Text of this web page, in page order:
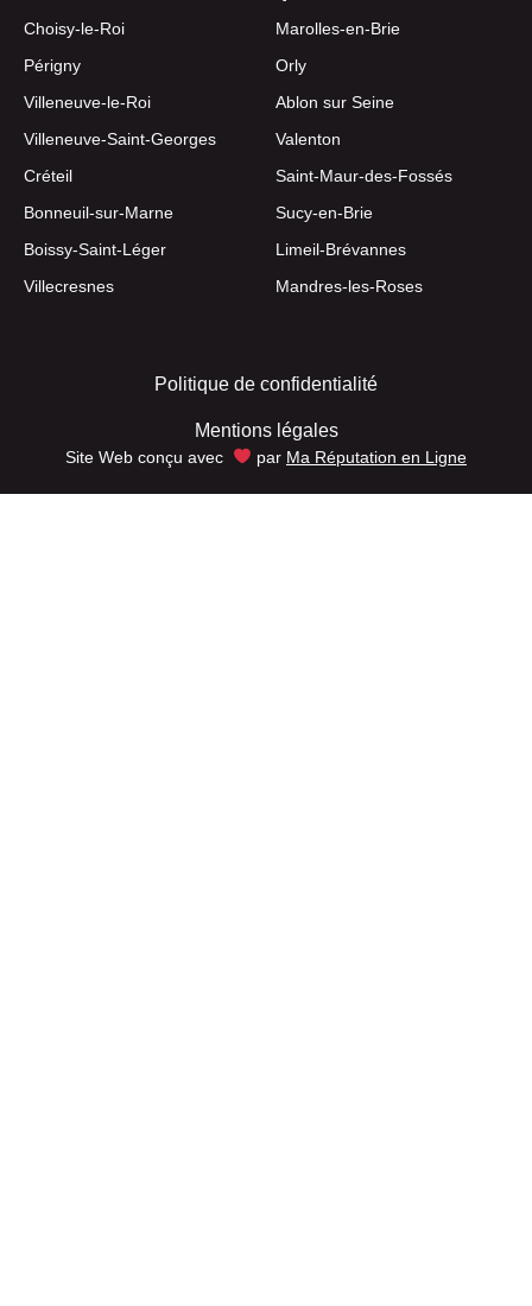
Choisy-le-Roi
Marolles-en-Brie
Périgny
Orly
Villeneuve-le-Roi
Ablon sur Seine
Villeneuve-Saint-Georges
Valenton
Créteil
Saint-Maur-des-Fossés
Bonneuil-sur-Marne
Sucy-en-Brie
Boissy-Saint-Léger
Limeil-Brévannes
Villecresnes
Mandres-les-Roses
Politique de confidentialité
Mentions légales
Site Web conçu avec par Ma Réputation en Ligne